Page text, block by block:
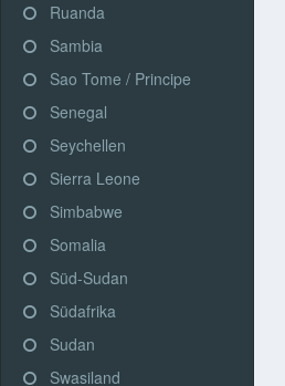
Ruanda
Sambia
Sao Tome / Principe
Senegal
Seychellen
Sierra Leone
Simbabwe
Somalia
Süd-Sudan
Südafrika
Sudan
Swasiland